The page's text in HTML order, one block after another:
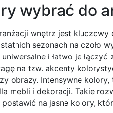
wybrać do
wnętrz jest
sezonach na czoło
i łatwo je
na tzw. akcenty
obrazy. Intensywne
mebli i dekoracji. Takie
na jasne kolory,